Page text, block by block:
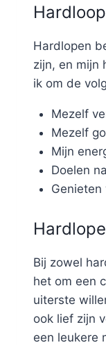
Hardlopen
zijn, en mijn
ik om de
Mezelf
Mezelf
Mijn
Doelen
Bij zowel
het om een
uiterste
ook lief zijn
een leukere